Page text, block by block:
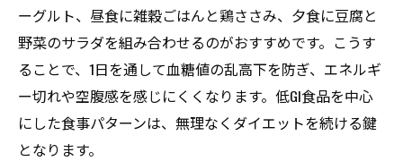
ーグルト、昼食に雑穀ごはんと鶏ささみ、夕食に豆腐と
野菜のサラダを組み合わせるのがおすすめです。こうす
ることで、1日を通して血糖値の乱高下を防ぎ、エネルギ
ー切れや空腹感を感じにくくなります。低GI食品を中心
にした食事パターンは、無理なくダイエットを続ける鍵
となります。